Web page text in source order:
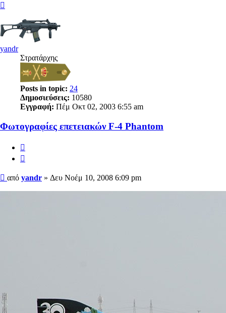
yandr
Στρατάρχης
Posts in topic: 24
Δημοσιεύσεις: 10580
Εγγραφή: Πέμ Οκτ 02, 2003 6:55 am
Φωτογραφίες επετειακών F-4 Phantom
Δημοσίευση
από yandr » Δευ Νοέμ 10, 2008 6:09 pm